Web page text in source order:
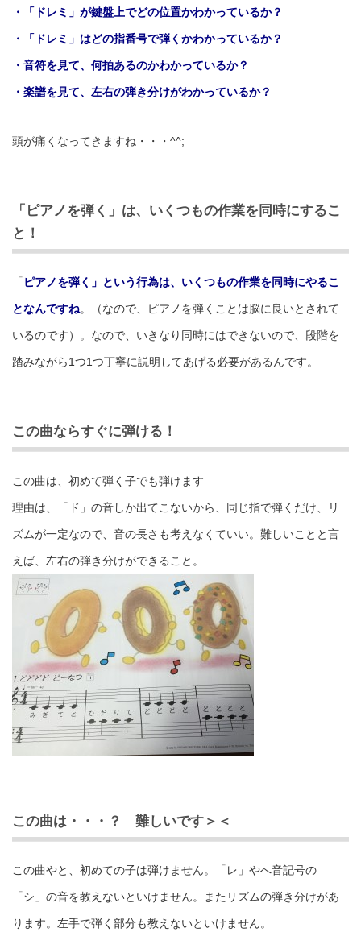
・「ドレミ」が鍵盤上でどの位置かわかっているか？
・「ドレミ」はどの指番号で弾くかわかっているか？
・音符を見て、何拍あるのかわかっているか？
・楽譜を見て、左右の弾き分けがわかっているか？
頭が痛くなってきますね・・・^^;
「ピアノを弾く」は、いくつもの作業を同時にするこ
と！
「 ピアノを弾く」という行為は、いくつもの作業を同時にやるこ
となんですね。（なので、ピアノを弾くことは脳に良いとされて
いるのです）。なので、いきなり同時にはできないので、段階を
踏みながら1つ1つ丁寧に説明してあげる必要があるんです。
この曲ならすぐに弾ける！
この曲は、初めて弾く子でも弾けます
理由は、「ド」の音しか出てこないから、同じ指で弾くだけ、リ
ズムが一定なので、音の長さも考えなくていい。難しいことと言
えば、左右の弾き分けができること。
この曲は・・・？ 難しいです＞＜
この曲やと、初めての子は弾けません。「レ」やへ音記号の
「シ」の音を教えないといけません。またリズムの弾き分けがあ
ります。左手で弾く部分も教えないといけません。